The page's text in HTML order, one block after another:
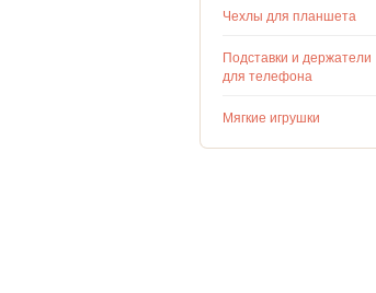
Чехлы для планшета
Подставки и держатели
для телефона
Мягкие игрушки